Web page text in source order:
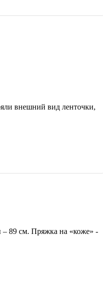
внешний вид ленточки,
– 89 см. Пряжка на «коже» -